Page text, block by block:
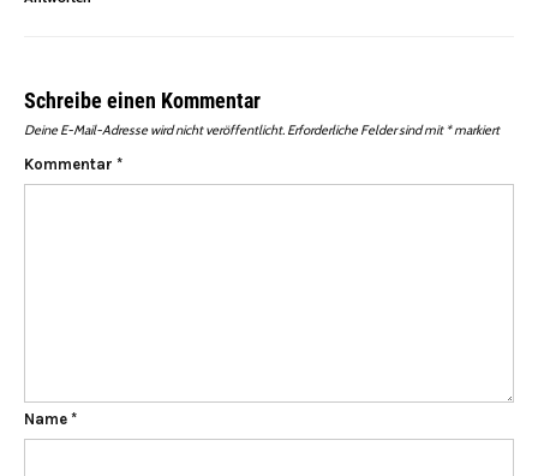
Schreibe einen Kommentar
Deine E-Mail-Adresse wird nicht veröffentlicht. Erforderliche Felder sind mit *markiert
Kommentar *
Name *